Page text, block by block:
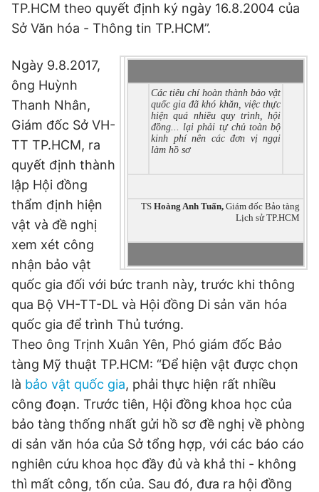
TP.HCM theo quyết định ký ngày 16.8.2004 của
Sở Văn hóa - Thông tin TP.HCM”.
Các tiêu chí hoàn thành bảo vật
quốc gia đã khó khăn, việc thực
hiện quá nhiều quy trình, hội
đồng... lại phải tự chủ toàn bộ
kinh phí nên các đơn vị ngại
làm hồ sơ
TS Hoàng Anh Tuấn, Giám đốc Bảo tàng
Lịch sử TP.HCM
Ngày 9.8.2017,
ông Huỳnh
Thanh Nhân,
Giám đốc Sở VH-
TT TP.HCM, ra
quyết định thành
lập Hội đồng
thẩm định hiện
vật và đề nghị
xem xét công
nhận bảo vật
quốc gia đối với bức tranh này, trước khi thông
qua Bộ VH-TT-DL và Hội đồng Di sản văn hóa
quốc gia để trình Thủ tướng.
Theo ông Trịnh Xuân Yên, Phó giám đốc Bảo
tàng Mỹ thuật TP.HCM: “Để hiện vật được chọn
là bảo vật quốc gia, phải thực hiện rất nhiều
công đoạn. Trước tiên, Hội đồng khoa học của
bảo tàng thống nhất gửi hồ sơ đề nghị về phòng
di sản văn hóa của Sở tổng hợp, với các báo cáo
nghiên cứu khoa học đầy đủ và khả thi - không
thì mất công, tốn của. Sau đó, đưa ra hội đồng